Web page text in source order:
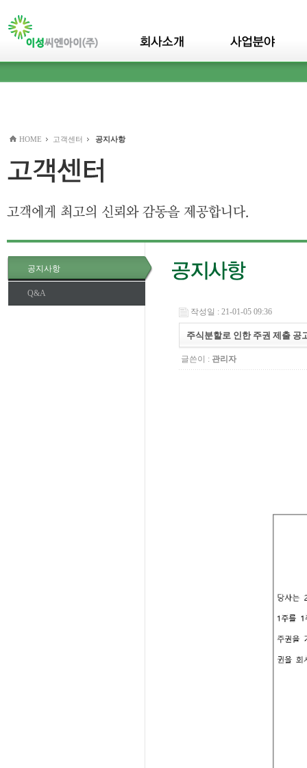
HOME 고객센터 공지사항
공지사항
Q&A
작성일 : 21-01-05 09:36
주식분할로 인한 주권 제출 공
글쓴이 : 관리자